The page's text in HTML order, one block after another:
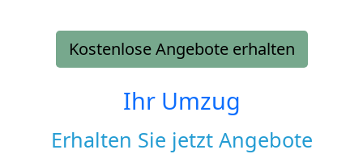
Kostenlose Angebote erhalten
Ihr Umzug
Erhalten Sie jetzt Angebote